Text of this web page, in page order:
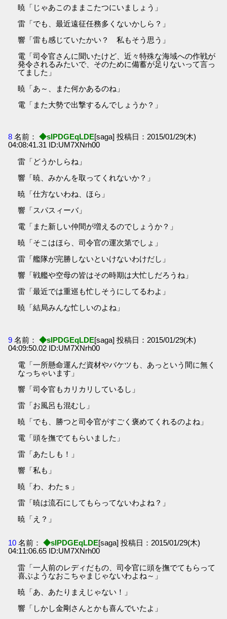
暁「じゃあこのままこたつにいましょう」
雷「でも、最近遠征任務多くないかしら？」
響「雷も感じていたかい？ 私もそう思う」
電「司令官さんに聞いたけど、近々特殊な海域への作戦が
発令されるみたいで、そのために備蓄が足りないって言っ
てました」
暁「あ～、また何かあるのね」
電「また大勢で出撃するんでしょうか？」
8 名前： ◆sIPDGEqLDE[saga] 投稿日：2015/01/29(木)
04:08:41.31 ID:UM7XNrh00
雷「どうかしらね」
響「暁、みかんを取ってくれないか？」
暁「仕方ないわね、ほら」
響「スパスィーバ」
電「また新しい仲間が増えるのでしょうか？」
暁「そこはほら、司令官の運次第でしょ」
雷「艦隊が完勝しないといけないわけだし」
響「戦艦や空母の皆はその時期は大忙しだろうね」
雷「最近では重巡も忙しそうにしてるわよ」
暁「結局みんな忙しいのよね」
9 名前： ◆sIPDGEqLDE[saga] 投稿日：2015/01/29(木)
04:09:50.02 ID:UM7XNrh00
電「一所懸命運んだ資材やバケツも、あっという間に無く
なっちゃいます」
響「司令官もカリカリしているし」
雷「お風呂も混むし」
暁「でも、勝つと司令官がすごく褒めてくれるのよね」
電「頭を撫でてもらいました」
雷「あたしも！」
響「私も」
暁「わ、わたｓ」
雷「暁は流石にしてもらってないわよね？」
暁「え？」
10 名前： ◆sIPDGEqLDE[saga] 投稿日：2015/01/29(木)
04:11:06.65 ID:UM7XNrh00
雷「一人前のレディだもの、司令官に頭を撫でてもらって
喜ぶようなおこちゃまじゃないわよね～」
暁「あ、あたりまえじゃない！」
響「しかし金剛さんとかも喜んでいたよ」